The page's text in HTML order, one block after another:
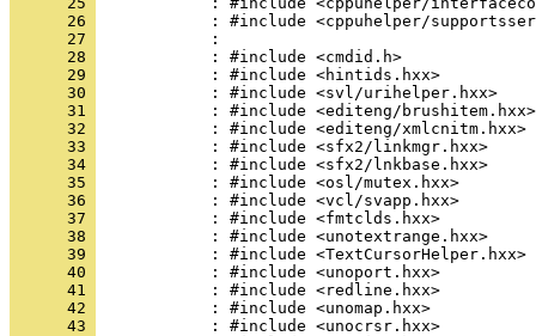
      26
      27
      28
      29
      30
      31
      32
      33
      34
      35
      36
      37
      38
      39
      40
      41
      42
      43